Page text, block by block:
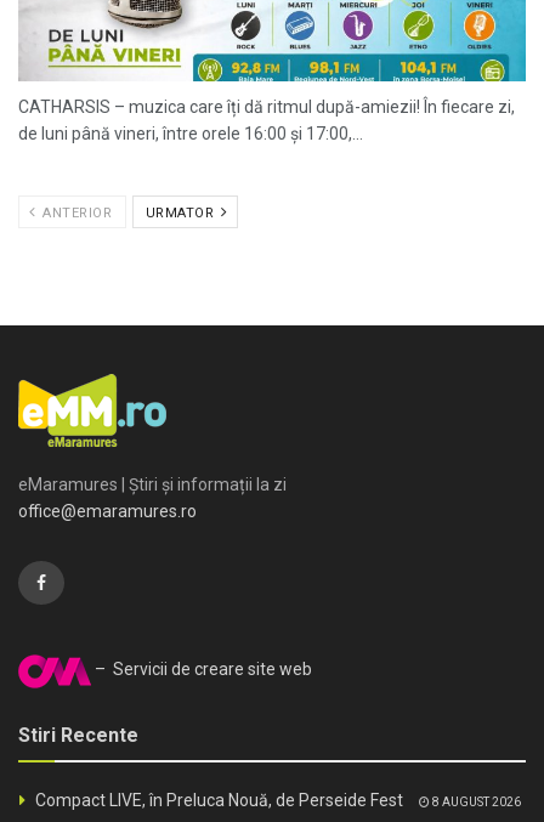
CATHARSIS – muzica care îți dă ritmul după-amiezii! În fiecare zi,
de luni până vineri, între orele 16:00 și 17:00,...
ANTERIOR URMATOR
eMaramures | Știri și informații la zi
office@emaramures.ro
– Servicii de creare site web
Stiri Recente
Compact LIVE, în Preluca Nouă, de Perseide Fest 8 AUGUST 2026